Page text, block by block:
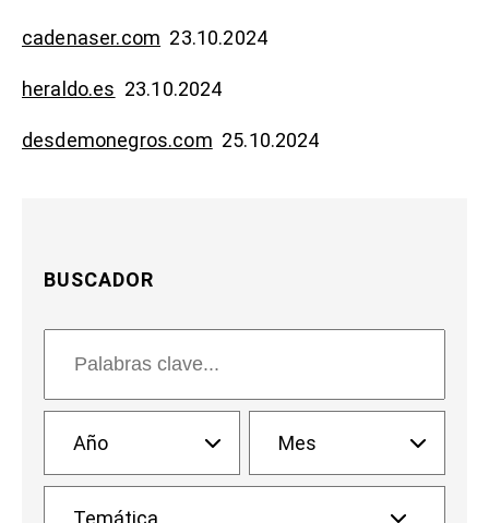
cadenaser.com 23.10.2024
heraldo.es 23.10.2024
desdemonegros.com 25.10.2024
BUSCADOR